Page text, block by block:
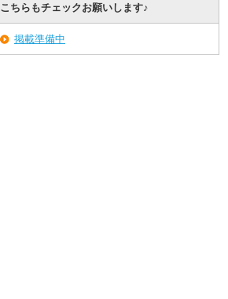
こちらもチェックお願いします♪
掲載準備中